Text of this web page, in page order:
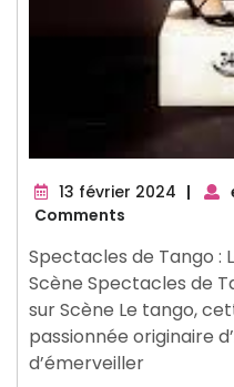
13 février 2024 13|
Comments
Spectacles de Tango :
Scène Spectacles de
sur Scène Le tango,
passionnée originaire
d’émerveiller